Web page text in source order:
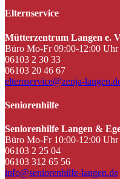
Elternservice
Mütterzentrum Langen e.
Büro Mo-Fr 09:00-12:00 Uhr
06103 2 30 33
06103 20 46 67
elternservice@zenja-
Seniorenhilfe
Seniorenhilfe Langen &
Büro Mo-Fr 10:00-12:00 Uhr
06103 2 25 04
06103 312 65 56
info@seniorenhilfe-langen.de